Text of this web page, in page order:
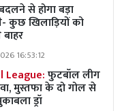
से होगा बड़ा
कुछ खिलाड़ियों को
16:53:12
League:फुटबॉल लीग
मुस्तफा के दो गोल से
ड्रॉ